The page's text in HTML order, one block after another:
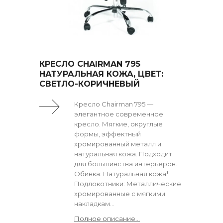
КРЕСЛО CHAIRMAN 795
НАТУРАЛЬНАЯ КОЖА, ЦВЕТ:
СВЕТЛО-КОРИЧНЕВЫЙ
Кресло Chairman 795 —
элегантное современное
кресло. Мягкие, округлые
формы, эффектный
хромированный металл и
натуральная кожа. Подходит
для большинства интерьеров.
Обивка: Натуральная кожа*
Подлокотники: Металлические
хромированные с мягкими
накладкам...
Полное описание...